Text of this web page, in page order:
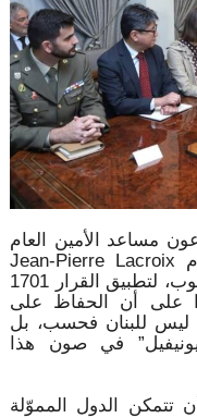
مساعد الأمين العام
للأمم المتحدة لإدارة عمليات السلام Jean-Pierre Lacroix
تمسّك لبنان ببقاء “اليونيفيل” في الجنوب، لتطبيق القرار 1701
على أن الحفاظ على
ليس للبنان فحسب، بل
في صون هذا
الدول المموّلة